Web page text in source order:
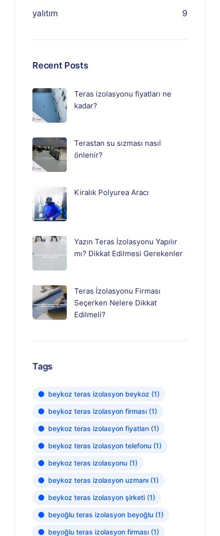
yalıtım 9
Recent Posts
Teras izolasyonu fiyatları ne
kadar?
Terastan su sızması nasıl
önlenir?
Kiralık Polyurea Aracı
Yazın Teras İzolasyonu Yapılır
mı? Dikkat Edilmesi Gerekenler
Teras İzolasyonu Firması
Seçerken Nelere Dikkat
Edilmeli?
Tags
beykoz teras izolasyon beykoz (1)
beykoz teras izolasyon firması (1)
beykoz teras izolasyon fiyatları (1)
beykoz teras izolasyon telefonu (1)
beykoz teras izolasyonu (1)
beykoz teras izolasyon uzmanı (1)
beykoz teras izolasyon şirketi (1)
beyoğlu teras izolasyon beyoğlu (1)
beyoğlu teras izolasyon firması (1)